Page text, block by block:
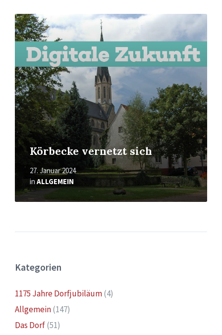
Körbecke vernetzt sich
27. Januar 2024
in ALLGEMEIN
Read
More
Kategorien
1175 Jahre Dorfjubiläum(4)
Allgemein(147)
Das Dorf(51)